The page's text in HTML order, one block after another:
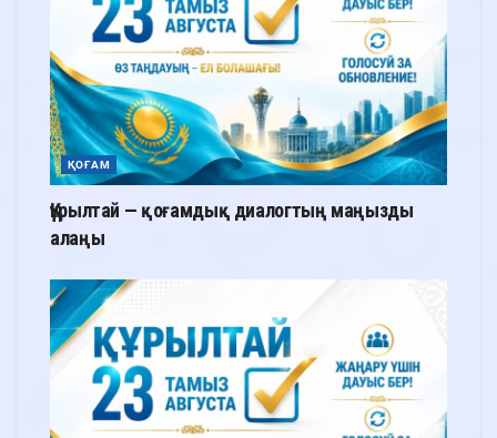
ҚОҒАМ
Құрылтай — қоғамдық диалогтың маңызды
алаңы